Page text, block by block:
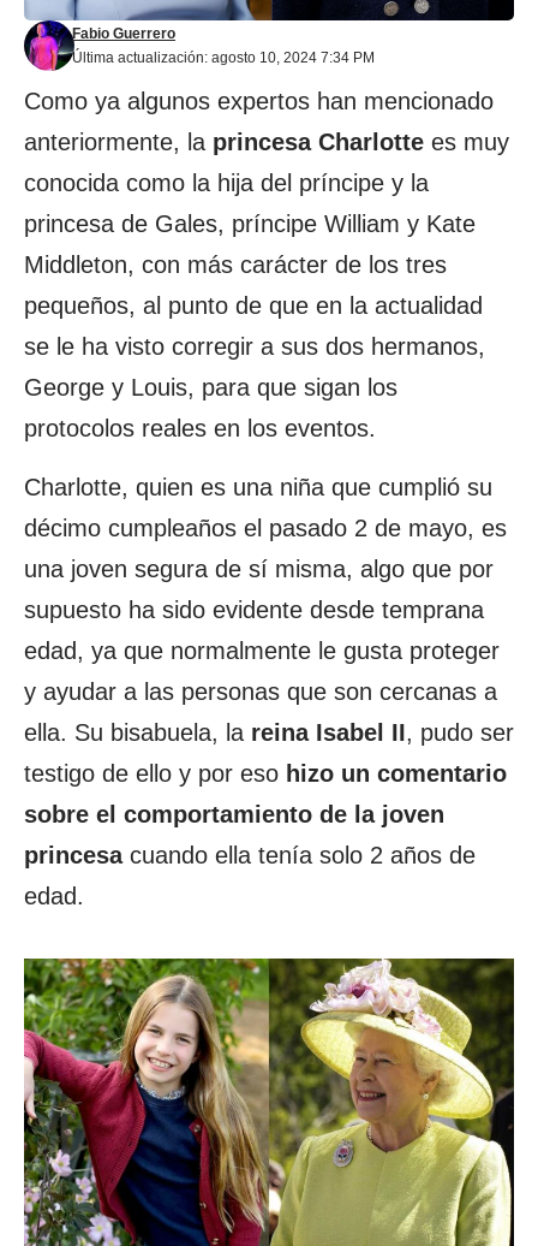
Última actualización: agosto 10, 2024 7:34 PM
Fabio Guerrero
Como ya algunos expertos han mencionado
anteriormente, la princesa Charlotte es muy
conocida como la hija del príncipe y la
princesa de Gales, príncipe William y Kate
Middleton, con más carácter de los tres
pequeños, al punto de que en la actualidad
se le ha visto corregir a sus dos hermanos,
George y Louis, para que sigan los
protocolos reales en los eventos.
Charlotte, quien es una niña que cumplió su
décimo cumpleaños el pasado 2 de mayo, es
una joven segura de sí misma, algo que por
supuesto ha sido evidente desde temprana
edad, ya que normalmente le gusta proteger
y ayudar a las personas que son cercanas a
ella. Su bisabuela, la reina Isabel II, pudo ser
testigo de ello y por eso hizo un comentario
sobre el comportamiento de la joven
princesacuando ella tenía solo 2 años de
edad.